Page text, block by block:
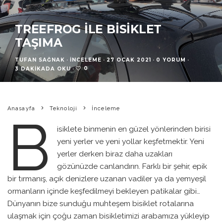
TREEFROG ILE BISIKLET
TAŞIMA
TUFAN SAĞNAK · İNCELEME · 27 OCAK 2021 · 0 YORUM ·
3 DAKIKADA OKU · 0
Anasayfa Teknoloji İnceleme
B
isiklete binmenin en güzel yönlerinden birisi
yeni yerler ve yeni yollar keşfetmektir. Yeni
yerler derken biraz daha uzakları
gözünüzde canlandırın. Farklı bir şehir, epik
bir tırmanış, açık denizlere uzanan vadiler ya da yemyeşil
ormanların içinde keşfedilmeyi bekleyen patikalar gibi…
Dünyanın bize sunduğu muhteşem bisiklet rotalarına
ulaşmak için çoğu zaman bisikletimizi arabamıza yükleyip